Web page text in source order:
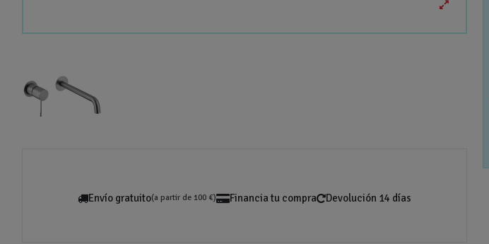
Envío gratuito(a partir de 100 €) Financia tu compra Devolución 14 días